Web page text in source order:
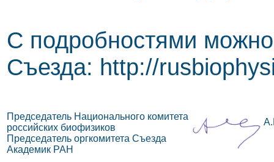
С подробностями
Съезда: http://
Председатель Национального комитета
российских биофизиков
Председатель оргкомитета Съезда
Академик РАН